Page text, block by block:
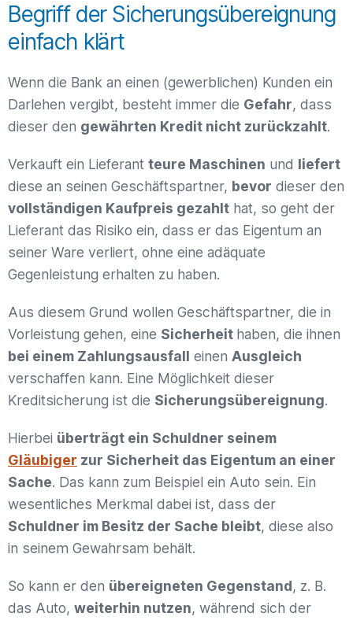
Begriff der Sicherungsübereignung
einfach klärt
Wenn die Bank an einen (gewerblichen) Kunden ein
Darlehen vergibt, besteht immer die Gefahr, dass
dieser den gewährten Kredit nicht zurückzahlt.
Verkauft ein Lieferant teure Maschinen und liefert
diese an seinen Geschäftspartner, bevor dieser den
vollständigen Kaufpreis gezahlt hat, so geht der
Lieferant das Risiko ein, dass er das Eigentum an
seiner Ware verliert, ohne eine adäquate
Gegenleistung erhalten zu haben.
Aus diesem Grund wollen Geschäftspartner, die in
Vorleistung gehen, eine Sicherheit haben, die ihnen
bei einem Zahlungsausfall einen Ausgleich
verschaffen kann. Eine Möglichkeit dieser
Kreditsicherung ist die Sicherungsübereignung.
Hierbei überträgt ein Schuldner seinem
Gläubiger zur Sicherheit das Eigentum an einer
Sache. Das kann zum Beispiel ein Auto sein. Ein
wesentliches Merkmal dabei ist, dass der
Schuldner im Besitz der Sache bleibt, diese also
in seinem Gewahrsam behält.
So kann er den übereigneten Gegenstand, z. B.
das Auto, weiterhin nutzen, während sich der